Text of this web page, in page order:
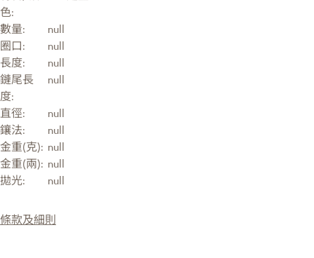
色:
數量:
null
圈口:
null
長度:
null
鏈尾長
度:
null
直徑:
null
鑲法:
null
金重(克): null
金重(兩): null
拋光:
null
條款及細則